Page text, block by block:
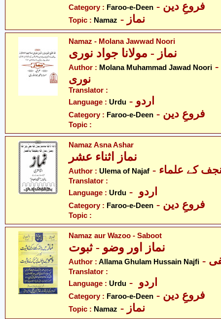
Category : Faroo-e-Deen - فروعِ دین
Topic : Namaz - نماز
Namaz - Molana Jawwad Noori
نماز - مولانا جواد نوری
Author : Molana Muhammad Jawad Noori - مولانا محمد جواد
نوری
Translator :
Language : Urdu - اردو
Category : Faroo-e-Deen - فروعِ دین
Topic :
Namaz Asna Ashar
نماز اثناء عشر
Author : Ulema of Najaf نجف کے علماء
Translator :
Language : Urdu
Category : Faroo-e-Deen - فروعِ دین
Topic :
Namaz aur Wazoo - Saboot
نماز اور وضو - ثبوت
Author : Allama Ghulam Hussain Najfi
Translator :
Language : Urdu
Category : Faroo-e-Deen - فروعِ دین
Topic : Namaz